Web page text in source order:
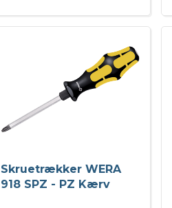
Skruetrækker WERA
918 SPZ - PZ Kærv